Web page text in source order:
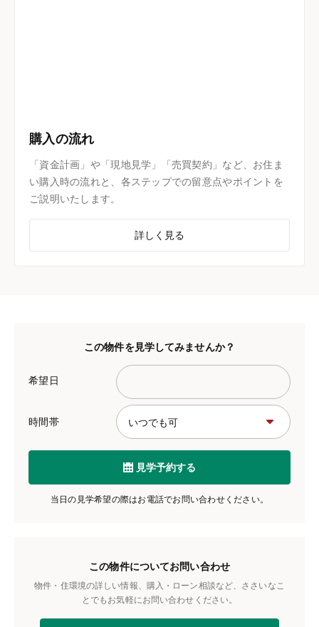
購入の流れ
「資金計画」や「現地見学」「売買契約」など、お住ま
い購入時の流れと、各ステップでの留意点やポイントを
ご説明いたします。
詳しく見る
この物件を見学してみませんか？
希望日
時間帯
見学予約する
当日の見学希望の際はお電話でお問い合わせください。
この物件についてお問い合わせ
物件・住環境の詳しい情報、購入・ローン相談など、ささいなこ
とでもお気軽にお問い合わせください。